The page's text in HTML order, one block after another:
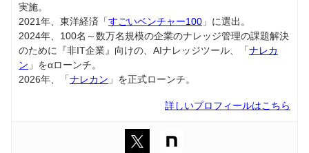
実施。
2021年、東洋経済「すごいベンチャー100 」に選出。
2024年、100名～数万名規模の企業のナレッジ管理の課題解決
のために『非IT企業』向けの、AIナレッジツール、「ナレカ
ン 」をαローンチ。
2026年、「ナレカン 」を正式ローンチ。
詳しいプロフィールはこちら